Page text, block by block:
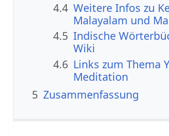
4.4 Weitere Infos zu
Malayalam und
4.5 Indische
Wiki
4.6 Links zum Thema
Meditation
5 Zusammenfassung